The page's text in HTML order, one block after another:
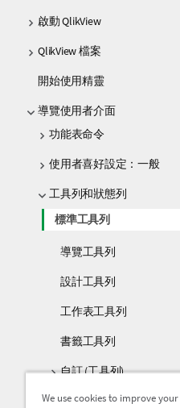
啟動 QlikView
QlikView 檔案
開始使用精靈
導覽使用者介面
功能表命令
使用者喜好設定：一般
工具列和狀態列
標準工具列
導覽工具列
設計工具列
工作表工具列
書籤工具列
自訂 (工具列)
狀態列
We use cookies to improve